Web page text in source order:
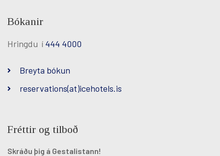
Bókanir
Hringdu í 444 4000
Breyta bókun
reservations(at)icehotels.is
Fréttir og tilboð
Skráðu þig á Gestalistann!